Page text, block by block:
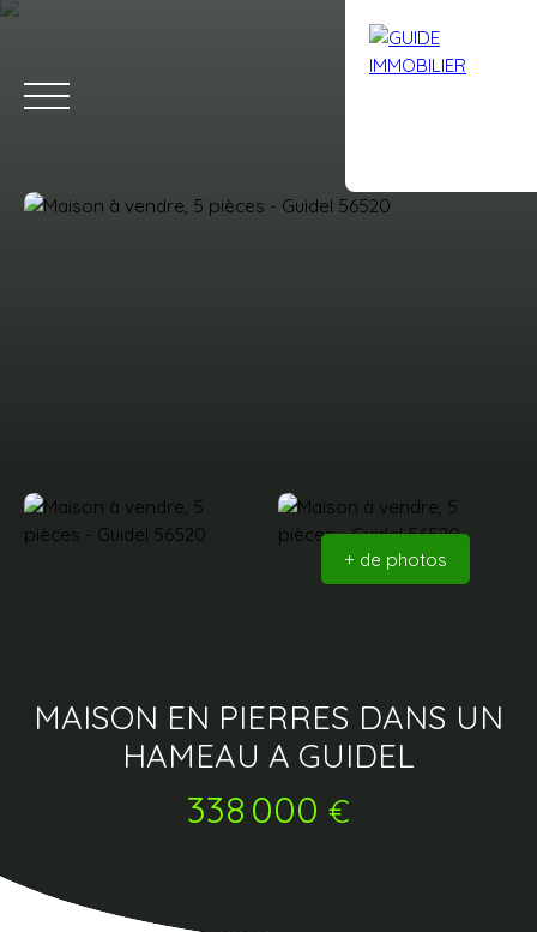
Estimation
+ de photos
MAISON EN PIERRES DANS UN
HAMEAU A GUIDEL
338 000 €